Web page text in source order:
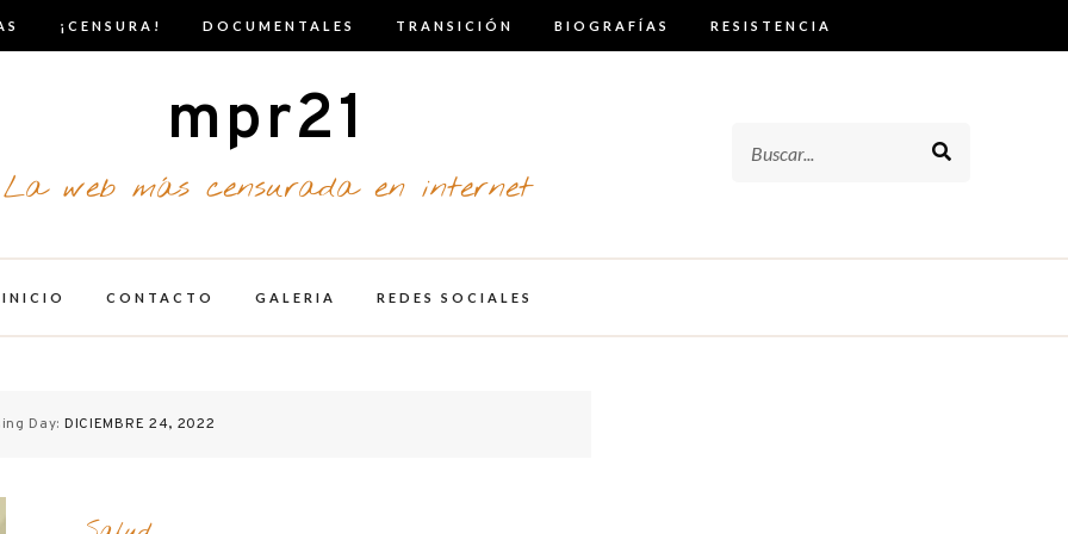
¡CENSURA! DOCUMENTALES TRANSICIÓN BIOGRAFÍAS RESISTENCIA
mpr21
La web más censurada en internet
INICIO CONTACTO GALERIA REDES SOCIALES
Day: DICIEMBRE 24, 2022